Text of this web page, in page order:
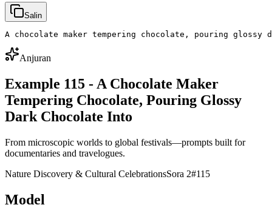
Salin
A chocolate maker tempering chocolate, pouring
Anjuran
Example 115 - A Chocolate Maker
Tempering Chocolate, Pouring Glossy
Dark Chocolate Into
From microscopic worlds to global festivals—prompts built for
documentaries and travelogues.
Nature Discovery & Cultural CelebrationsSora 2#115
Model